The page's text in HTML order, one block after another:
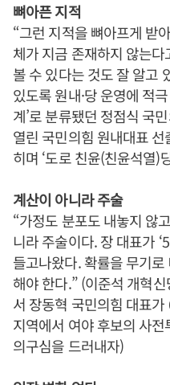
뼈아픈 지적
“그런 지적을 뼈아프게 받
체가 지금 존재하지 않는
볼 수 있다는 것도 잘 알고
있도록 원내·당 운영에 적
계’로 분류됐던 정점식 국
열린 국민의힘 원내대표
히며 ‘도로 친윤(친윤석열)
계산이 아니라 주술
“가정도 분포도 내놓지 않
니라 주술이다. 장 대표가
들고나왔다. 확률을 무기
해야 한다.” (이준석 개혁
서 장동혁 국민의힘 대표
지역에서 여야 후보의 사
의구심을 드러내자)